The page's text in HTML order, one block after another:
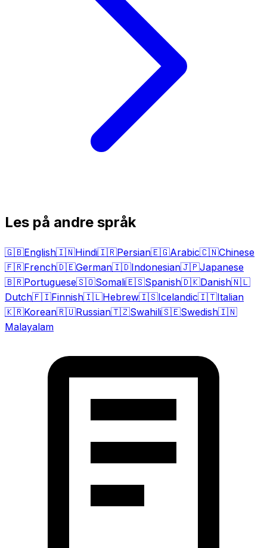
Les på andre språk
🇬🇧English🇮🇳Hindi🇮🇷Persian🇪🇬Arabic🇨🇳Chinese
🇫🇷French🇩🇪German🇮🇩Indonesian🇯🇵Japanese
🇧🇷Portuguese🇸🇴Somali🇪🇸Spanish🇩🇰Danish🇳🇱
Dutch🇫🇮Finnish🇮🇱Hebrew🇮🇸Icelandic🇮🇹Italian
🇰🇷Korean🇷🇺Russian🇹🇿Swahili🇸🇪Swedish🇮🇳
Malayalam